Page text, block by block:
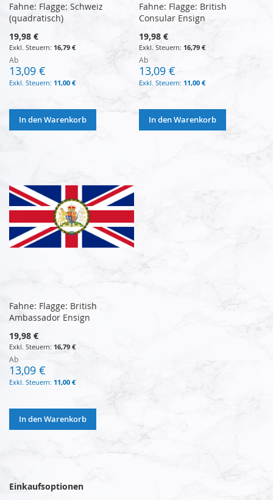
Fahne: Flagge: Schweiz
(quadratisch)
19,98 €
16,79 €
Ab
13,09 €
11,00 €
In den Warenkorb
Fahne: Flagge: British
Consular Ensign
19,98 €
16,79 €
Ab
13,09 €
11,00 €
In den Warenkorb
Fahne: Flagge: British
Ambassador Ensign
19,98 €
16,79 €
Ab
13,09 €
11,00 €
In den Warenkorb
Einkaufsoptionen